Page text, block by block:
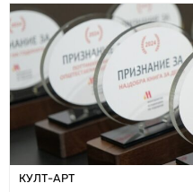
КУЛТ-АРТ